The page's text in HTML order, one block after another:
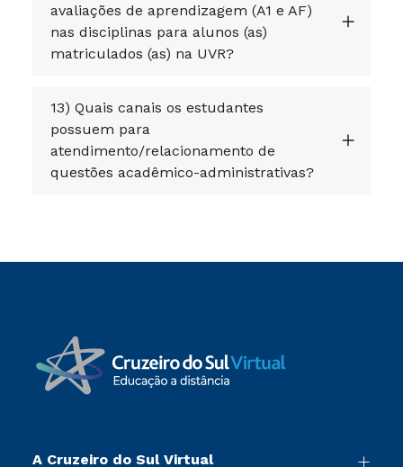
avaliações de aprendizagem (A1 e AF)
nas disciplinas para alunos (as)
matriculados (as) na UVR?
13) Quais canais os estudantes
possuem para
atendimento/relacionamento de
questões acadêmico-administrativas?
A Cruzeiro do Sul Virtual